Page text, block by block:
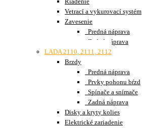
Vetrací a vykurovací systém
Zavesenie
Predná náprava
Zadná náprava
LADA 2110, 2111, 2112
Brzdy
Predná náprava
Prvky pohonu bŕzd
Spínače a snímače
Zadná náprava
Disky a kryty kolies
Elektrické zariadenie